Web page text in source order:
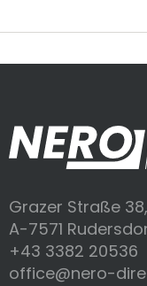
Grazer Straße 38,
A-7571
+43 3382 20536
office@nero-